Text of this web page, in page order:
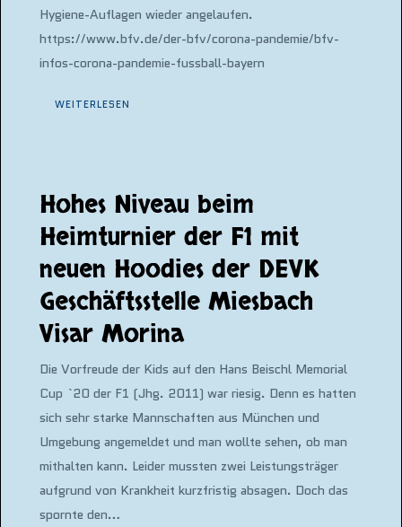
Hygiene-Auflagen wieder angelaufen.
https://www.bfv.de/der-bfv/corona-pandemie/bfv-
infos-corona-pandemie-fussball-bayern
WEITERLESEN
Hohes Niveau beim
Heimturnier der F1 mit
neuen Hoodies der DEVK
Geschäftsstelle Miesbach
Visar Morina
Die Vorfreude der Kids auf den Hans Beischl Memorial
Cup `20 der F1 (Jhg. 2011) war riesig. Denn es hatten
sich sehr starke Mannschaften aus München und
Umgebung angemeldet und man wollte sehen, ob man
mithalten kann. Leider mussten zwei Leistungsträger
aufgrund von Krankheit kurzfristig absagen. Doch das
spornte den…